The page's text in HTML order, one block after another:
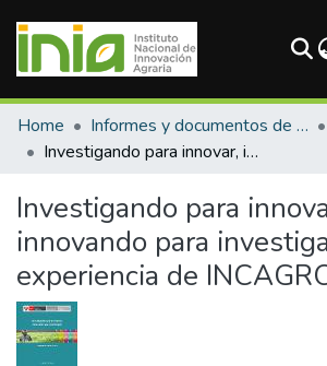
Communities & Collections
All of DSpace
Home Informes y documentos de trabajo
Investigando para innovar, innovando para investigar. La experiencia de INCAGRO
Investigando para
innovando para
experiencia de